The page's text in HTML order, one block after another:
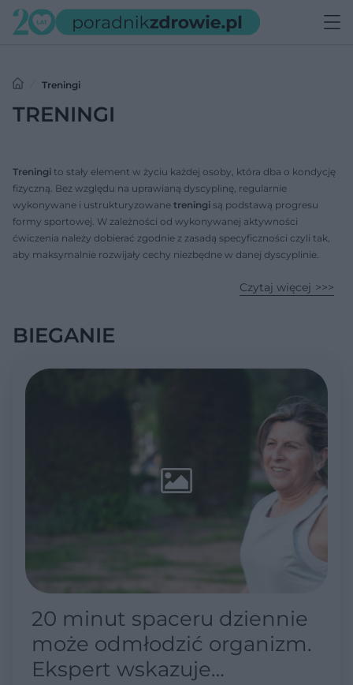
Treningi
TRENINGI
Treningi to stały element w życiu każdej osoby, która dba o kondycję
fizyczną. Bez względu na uprawianą dyscyplinę, regularnie
wykonywane i ustrukturyzowane treningi są podstawą progresu
formy sportowej. W zależności od wykonywanej aktywności
ćwiczenia należy dobierać zgodnie z zasadą specyficzności czyli tak,
aby maksymalnie rozwijały cechy niezbędne w danej dyscyplinie.
Czytaj więcej
BIEGANIE
20 minut spaceru dziennie
może odmłodzić organizm.
Ekspert wskazuje